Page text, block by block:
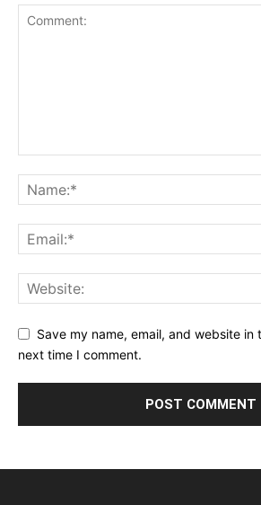
Save my name, email, and website in
next time I comment.